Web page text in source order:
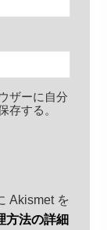
ザーに自分
存する。
Akismet を
方法の詳細